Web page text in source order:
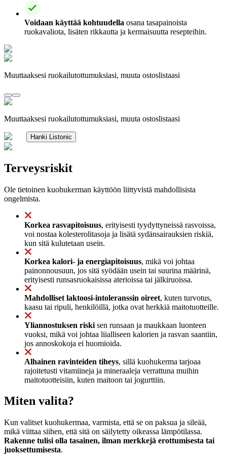
Voidaan käyttää kohtuudella osana tasapainoista
ruokavaliota, lisäten rikkautta ja kermaisuutta resepteihin.
Muuttaaksesi ruokailutottumuksiasi, muuta ostoslistaasi
Muuttaaksesi ruokailutottumuksiasi, muuta ostoslistaasi
Hanki Listonic
Terveysriskit
Ole tietoinen kuohukerman käyttöön liittyvistä mahdollisista
ongelmista.
Korkea rasvapitoisuus, erityisesti tyydyttyneissä rasvoissa,
voi nostaa kolesterolitasoja ja lisätä sydänsairauksien riskiä,
kun sitä kulutetaan usein.
Korkea kalori- ja energiapitoisuus, mikä voi johtaa
painonnousuun, jos sitä syödään usein tai suurina määrinä,
erityisesti runsasruokaisissa aterioissa tai jälkiruoissa.
Mahdolliset laktoosi-intoleranssin oireet, kuten turvotus,
kaasu tai ripuli, henkilöillä, jotka ovat herkkiä maitotuotteille.
Yliannostuksen riski sen runsaan ja maukkaan luonteen
vuoksi, mikä voi johtaa liialliseen kalorien ja rasvan saantiin,
jos annoskokoja ei huomioida.
Alhainen ravinteiden tiheys, sillä kuohukerma tarjoaa
rajoitetusti vitamiineja ja mineraaleja verrattuna muihin
maitotuotteisiin, kuten maitoon tai jogurttiin.
Miten valita?
Kun valitset kuohukermaa, varmista, että se on paksua ja sileää,
mikä viittaa siihen, että sitä on säilytetty oikeassa lämpötilassa.
Rakenne tulisi olla tasainen, ilman merkkejä erottumisesta tai
juoksettumisesta.